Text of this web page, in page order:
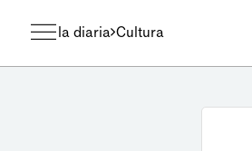
la diaria Cultura